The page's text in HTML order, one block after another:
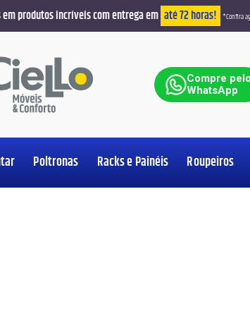
produtos incríveis com entrega em até 72 horas! *Confira
Compre pelo
WhatsApp
Poltronas Racks e Painéis Roupeiros